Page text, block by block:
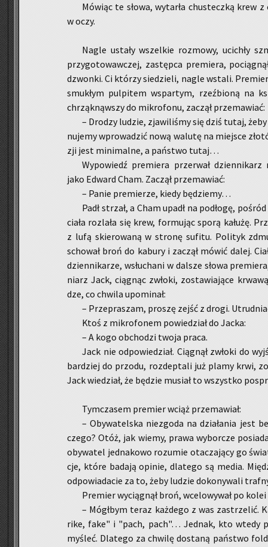
Mó­wiąc te słowa, wy­tar­ła chu­s­tecz­ką krew
w oczy.
Nagle usta­ły wszel­kie roz­mo­wy, uci­chły
przy­go­to­waw­czej, za­stęp­ca pre­mie­ra,
dzwon­ki. Ci któ­rzy sie­dzie­li, nagle wsta­li.
smu­kłym pul­pi­tem wspar­tym, rzeź­bio­ną na
chrząk­nąw­szy do mi­kro­fo­nu, za­czął prze­ma­wiać:
– Dro­dzy lu­dzie, zja­wi­li­śmy się dziś tutaj,
nu­je­my wpro­wa­dzić nową wa­lu­tę na miej­sce
zji jest mi­ni­mal­ne, a pań­stwo tutaj…
Wy­po­wiedź pre­mie­ra prze­rwał
jako Edward Cham. Za­czął prze­ma­wiać:
– Panie pre­mie­rze, kiedy bę­dzie­my…
Padł strzał, a Cham upadł na pod­ło­gę,
ciała roz­la­ła się krew, for­mu­jąc sporą ka­łu­żę.
z lufą skie­ro­wa­ną w stro­nę su­fi­tu. Po­li­tyk
scho­wał broń do ka­bu­ry i za­czął mówić dalej.
dzien­ni­ka­rze, wsłu­cha­ni w dal­sze słowa
niarz Jack, cią­gnąc zwło­ki, zo­sta­wia­ją­ce
dze, co chwi­la upo­mi­nał:
– Prze­pra­szam, pro­szę zejść z drogi.
Ktoś z mi­kro­fo­nem po­wie­dział do Jacka:
– A kogo ob­cho­dzi twoja praca.
Jack nie od­po­wie­dział. Cią­gnął zwło­ki do
bar­dziej do przo­du, roz­dep­ta­li już plamy krwi,
Jack wie­dział, że bę­dzie mu­siał to wszyst­ko
Tym­cza­sem pre­mier wciąż prze­ma­wiał:
– Oby­wa­tel­ska nie­zgo­da na dzia­ła­nia jest
cze­go? Otóż, jak wiemy, prawa wy­bor­cze
oby­wa­tel jed­na­ko­wo ro­zu­mie ota­cza­ją­cy go
cje, które ba­da­ją opi­nie, dla­te­go są media.
od­po­wia­da­cie za to, żeby lu­dzie do­ko­ny­wa­li
Pre­mier wy­cią­gnął broń, wce­lo­wy­wał po
– Mógł­bym teraz każ­de­go z was za­strze­lić.
rike, fake" i "pach, pach"… Jed­nak, kto wtedy
my­śleć. Dla­te­go za chwi­lę do­sta­ną pań­stwo